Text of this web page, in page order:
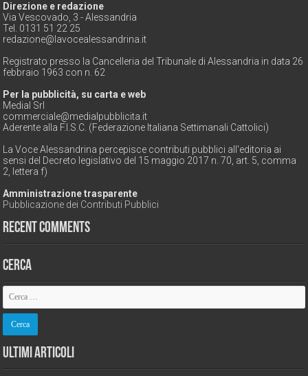
Direzione e redazione
Via Vescovado, 3 - Alessandria
Tel. 0131 51 22 25
redazione@lavocealessandrina.it
Registrato presso la Cancelleria del Tribunale di Alessandria in data 26
febbraio 1963 con n. 62
Per la pubblicità, su carta e web
Medial Srl
commerciale@medialpubblicita.it
Aderente alla F.I.S.C. (Federazione Italiana Settimanali Cattolici)
La Voce Alessandrina percepisce contributi pubblici all'editoria ai
sensi del Decreto legislativo del 15 maggio 2017 n. 70, art. 5, comma
2, lettera f)
Amministrazione trasparente
Pubblicazione dei Contributi Pubblici
Recent Comments
Cerca
Ultimi Articoli